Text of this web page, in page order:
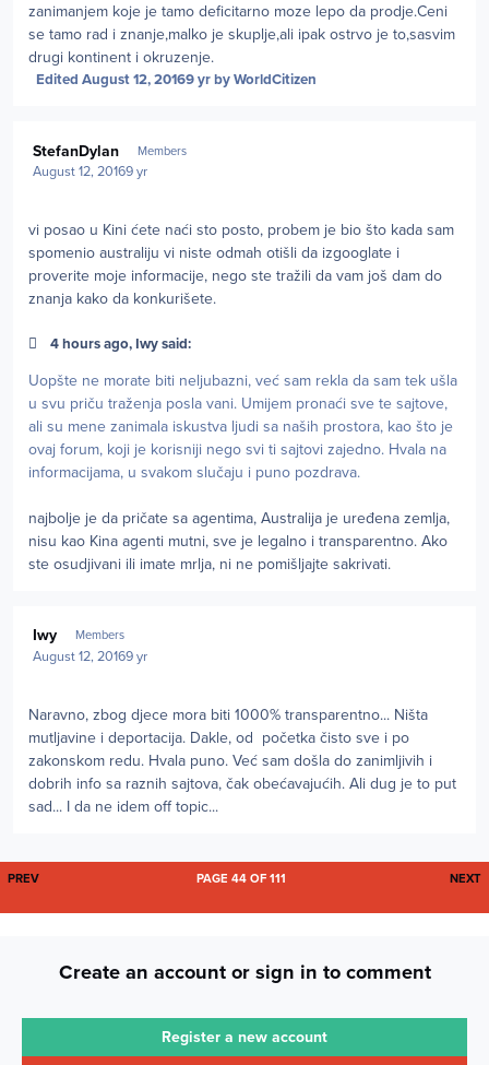
zanimanjem koje je tamo deficitarno moze lepo da prodje.Ceni
se tamo rad i znanje,malko je skuplje,ali ipak ostrvo je to,sasvim
drugi kontinent i okruzenje.
Edited August 12, 20169 yrby WorldCitizen
StefanDylan Members
August 12, 20169 yr
vi posao u Kini ćete naći sto posto, probem je bio što kada sam
spomenio australiju vi niste odmah otišli da izgooglate i
proverite moje informacije, nego ste tražili da vam još dam do
znanja kako da konkurišete.
4 hours ago, Iwy said:
Uopšte ne morate biti neljubazni, već sam rekla da sam tek ušla
u svu priču traženja posla vani. Umijem pronaći sve te sajtove,
ali su mene zanimala iskustva ljudi sa naših prostora, kao što je
ovaj forum, koji je korisniji nego svi ti sajtovi zajedno. Hvala na
informacijama, u svakom slučaju i puno pozdrava.
najbolje je da pričate sa agentima, Australija je uređena zemlja,
nisu kao Kina agenti mutni, sve je legalno i transparentno. Ako
ste osudjivani ili imate mrlja, ni ne pomišljajte sakrivati.
Iwy Members
August 12, 20169 yr
Naravno, zbog djece mora biti 1000% transparentno... Ništa
mutljavine i deportacija. Dakle, od početka čisto sve i po
zakonskom redu. Hvala puno. Već sam došla do zanimljivih i
dobrih info sa raznih sajtova, čak obećavajućih. Ali dug je to put
sad... I da ne idem off topic...
FIRST PAGE
PREV NEXT
PAGE 44 OF 111
Create an account or sign in to comment
Register a new account